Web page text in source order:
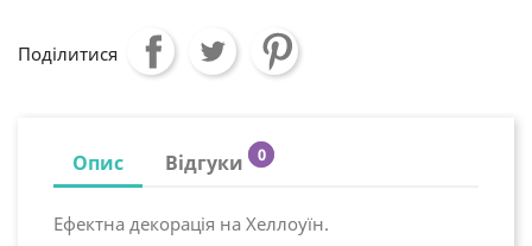
Поділитися
Опис Відгуки 0
Ефектна декорація на Хеллоуїн.